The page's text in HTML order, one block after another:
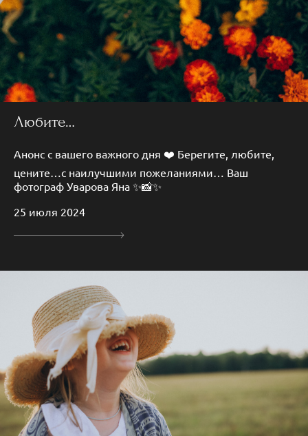
Любите…
Анонс с вашего важного дня ❤️ Берегите, любите,
цените…с наилучшими пожеланиями… Ваш
фотограф Уварова Яна ✨📸✨
25 июля 2024